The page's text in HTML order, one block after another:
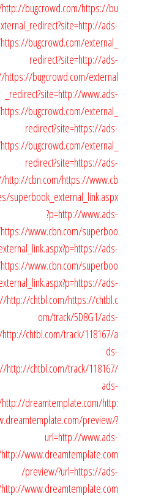
http://bugcrowd.com/https://bu
ads-
https://bugcrowd.com/external_
redirect?site=http://ads-
https://bugcrowd.com/external
_redirect?site=http://www.ads-
https://bugcrowd.com/external_
redirect?site=https://ads-
https://bugcrowd.com/external_
redirect?site=https://ads-
http://cbn.com/https://www.cb
superbook_external_link.aspx
?p=http://www.ads-
https://www.cbn.com/superboo
ads-
https://www.cbn.com/superboo
ads-
http://chtbl.com/https://chtbl.c
om/track/5D8G1/ads-
http://chtbl.com/track/118167/a
ds-
http://chtbl.com/track/118167/
ads-
http://dreamtemplate.com/http:
preview/?
url=http://www.ads-
http://www.dreamtemplate.com
/preview/?url=https://ads-
http://www.dreamtemplate.com